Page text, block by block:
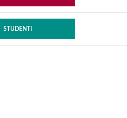
STUDENTI